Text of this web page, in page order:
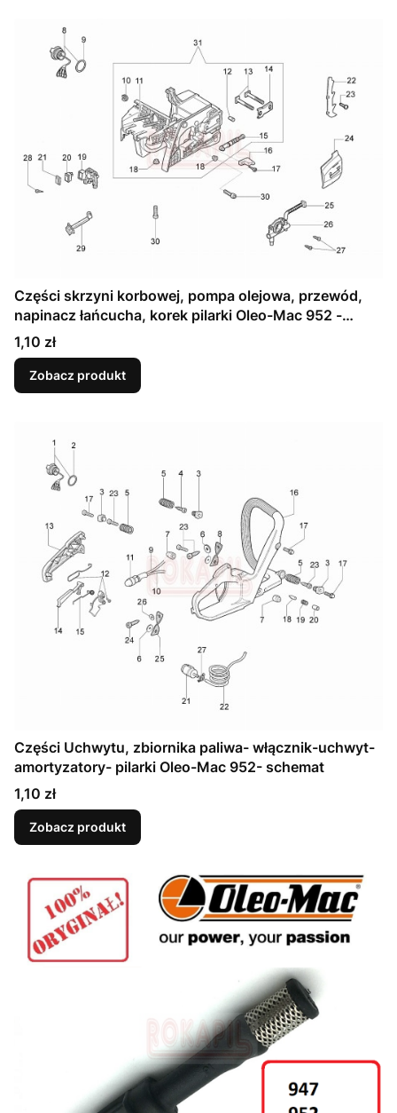
Części skrzyni korbowej, pompa olejowa, przewód,
napinacz łańcucha, korek pilarki Oleo-Mac 952 -
Schemat
Cena
1,10 zł
Zobacz produkt
Części Uchwytu, zbiornika paliwa- włącznik-uchwyt-
amortyzatory- pilarki Oleo-Mac 952- schemat
Cena
1,10 zł
Zobacz produkt